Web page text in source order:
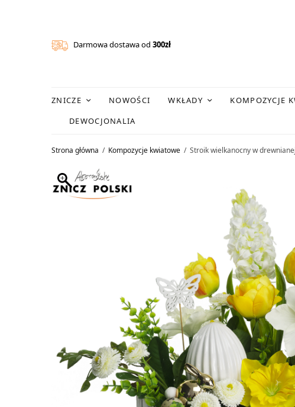
Darmowa dostawa od300zł
ZNICZE NOWOŚCI WKŁADY KOMPOZYCJE
DEWOCJONALIA
Strona główna / Kompozycje kwiatowe / Stroik wielkanocny w